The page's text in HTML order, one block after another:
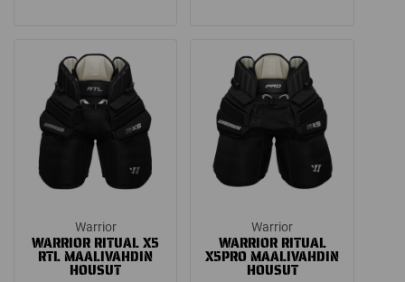
Warrior
WARRIOR RITUAL X5
RTL MAALIVAHDIN
HOUSUT
Warrior
WARRIOR RITUAL
X5PRO MAALIVAHDIN
HOUSUT